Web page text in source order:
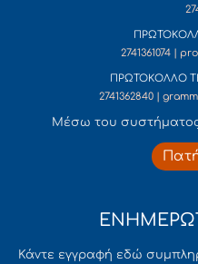
2741361074 |
ΠΡΩΤΟΚΟΛΛΟ
2741362840 |
Mέσω του
Κάντε εγγραφή εδώ